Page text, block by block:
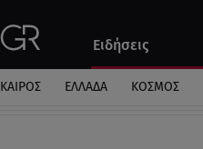
Ειδήσεις
Αυτοκίνητο
ΚΑΙΡΟΣ ΕΛΛΑΔΑ ΚΟΣΜΟΣ